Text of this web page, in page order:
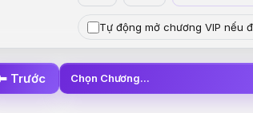
Tự động mở chương VIP nếu
Trước Chọn Chương...